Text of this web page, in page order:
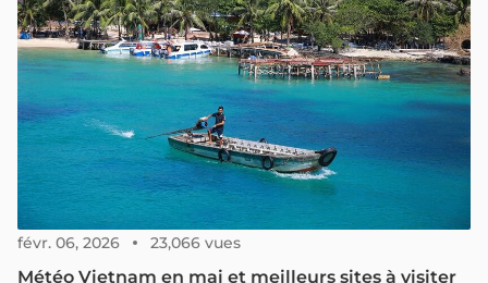
févr. 06, 2026 23,066 vues
Météo Vietnam en mai et meilleurs sites à visiter